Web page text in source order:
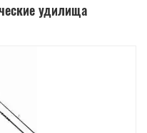
удилища